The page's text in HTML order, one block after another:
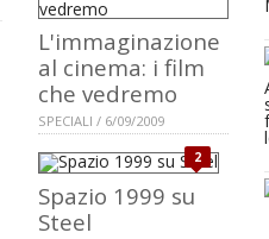
L'immaginazione
al cinema: i film
che vedremo
SPECIALI / 6/09/2009
2
Spazio 1999 su
Steel